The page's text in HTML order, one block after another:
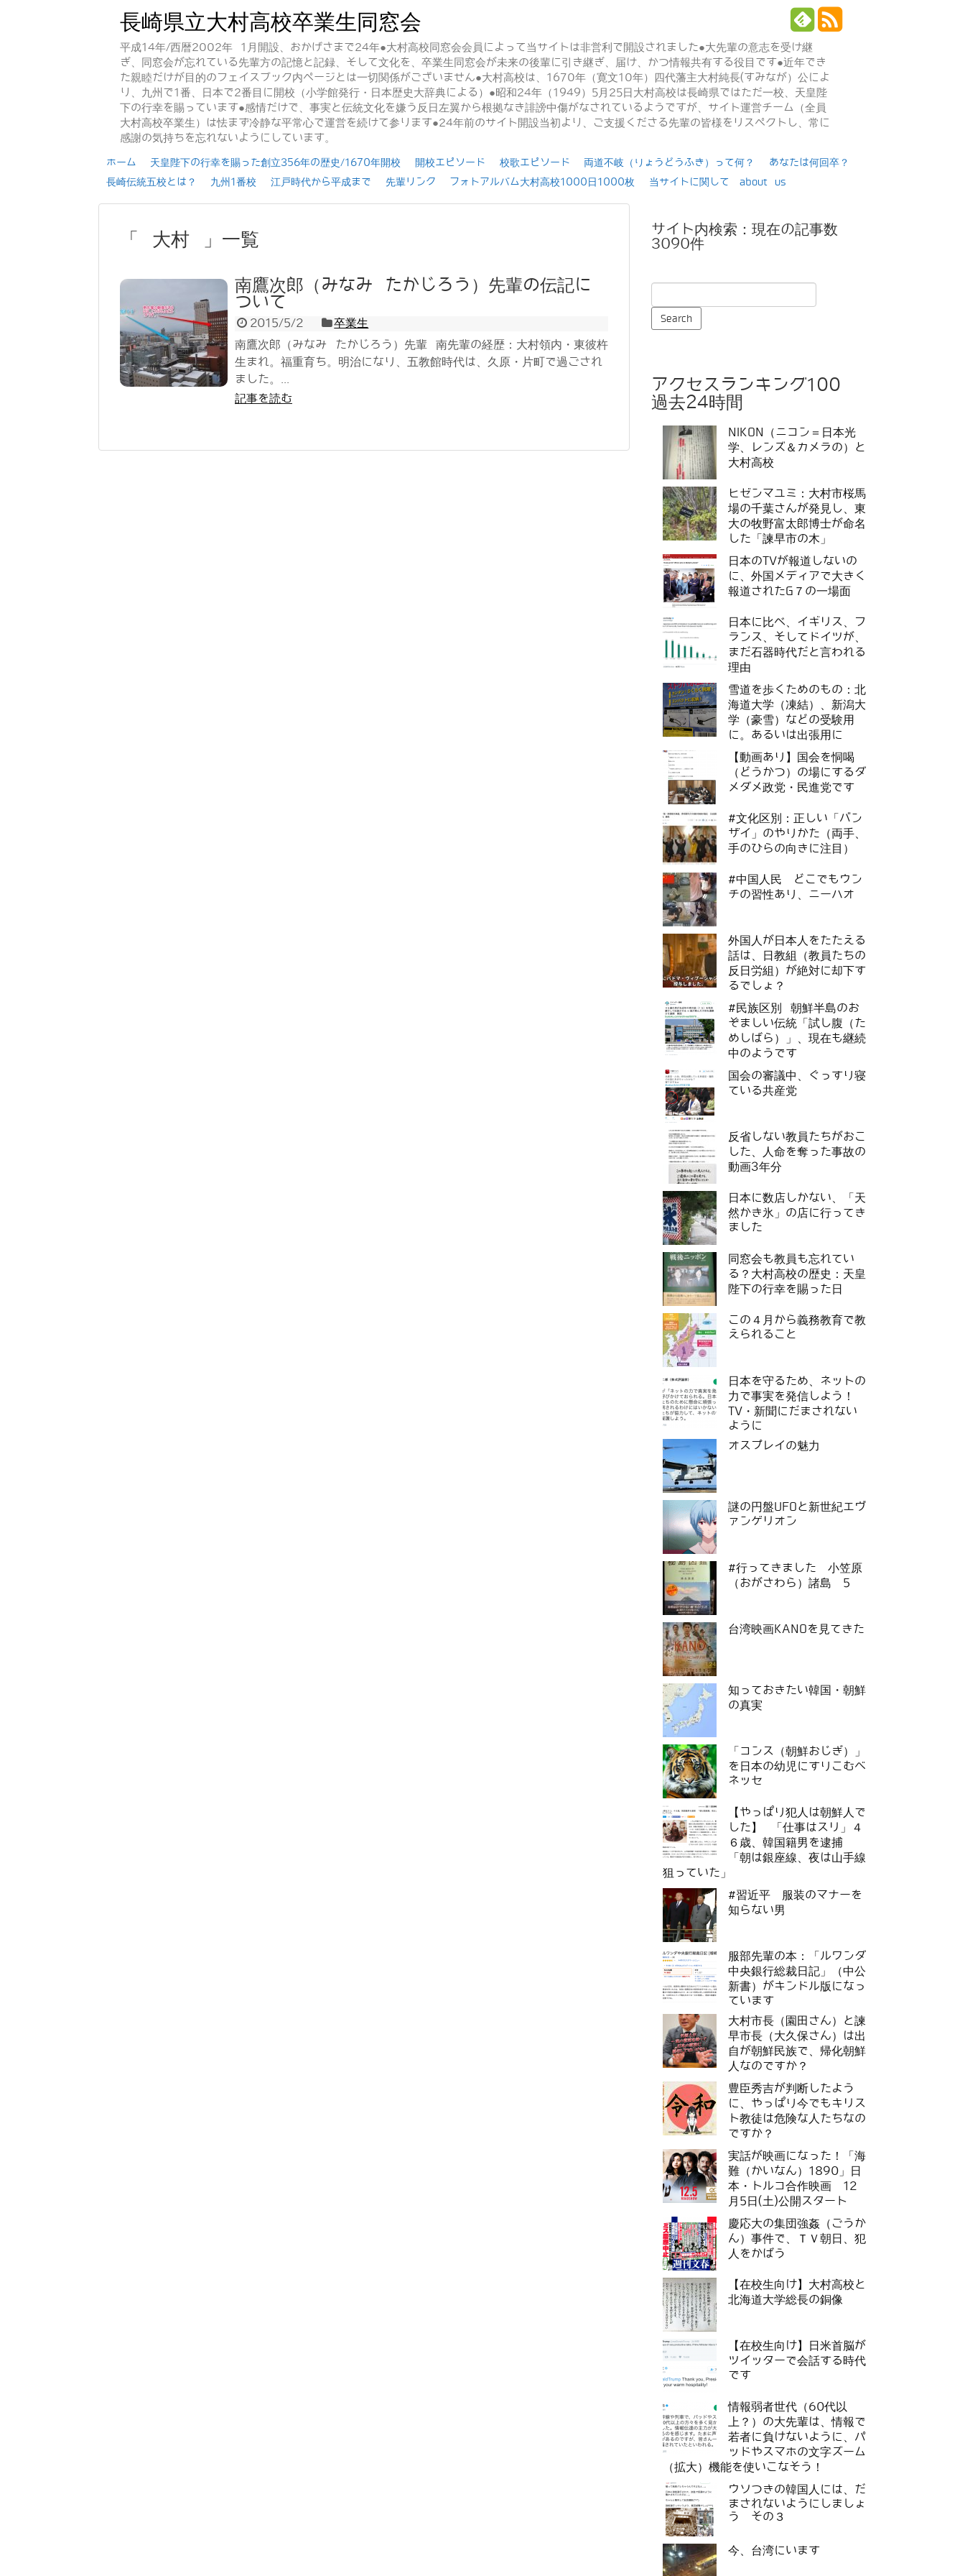
長崎県立大村高校卒業生同窓会
平成14年/西暦2002年 1月開設、おかげさまで24年●大村高校同窓会会員によって当サイトは非営利で開設されました●大先輩の意志を受け継
ぎ、同窓会が忘れている先輩方の記憶と記録、そして文化を、卒業生同窓会が未来の後輩に引き継ぎ、届け、かつ情報共有する役目です●近年でき
た親睦だけが目的のフェイスブック内ページとは一切関係がございません●大村高校は、1670年（寛文10年）四代藩主大村純長(すみなが）公によ
り、九州で1番、日本で2番目に開校（小学館発行・日本歴史大辞典による）●昭和24年（1949）5月25日大村高校は長崎県ではただ一校、天皇陛
下の行幸を賜っています●感情だけで、事実と伝統文化を嫌う反日左翼から根拠なき誹謗中傷がなされているようですが、サイト運営チーム（全員
大村高校卒業生）は怯まず冷静な平常心で運営を続けて参ります●24年前のサイト開設当初より、ご支援くださる先輩の皆様をリスペクトし、常に
感謝の気持ちを忘れないようにしています。
ホーム 天皇陛下の行幸を賜った創立356年の歴史/1670年開校 開校エピソード 校歌エピソード 両道不岐（りょうどうふき）って何？
あなたは何回卒？
長崎伝統五校とは？
九州1番校 江戸時代から平成まで 先輩リンク フォトアルバム大村高校1000日1000枚 当サイトに関して about us
「 大村 」一覧
南鷹次郎（みなみ たかじろう）先輩の伝記に
ついて
2015/5/2
卒業生
南鷹次郎（みなみ たかじろう）先輩 南先輩の経歴：大村領内・東彼杵
生まれ。福重育ち。明治になり、五教館時代は、久原・片町で過ごされ
ました。...
記事を読む
サイト内検索：現在の記事数
3090件
アクセスランキング100
過去24時間
NIKON（ニコン＝日本光
学、レンズ＆カメラの）と
大村高校
ヒゼンマユミ：大村市桜馬
場の千葉さんが発見し、東
大の牧野富太郎博士が命名
した「諫早市の木」
日本のTVが報道しないの
に、外国メディアで大きく
報道されたG７の一場面
日本に比べ、イギリス、フ
ランス、そしてドイツが、
まだ石器時代だと言われる
理由
雪道を歩くためのもの：北
海道大学（凍結）、新潟大
学（豪雪）などの受験用
に。あるいは出張用に
【動画あり】国会を恫喝
（どうかつ）の場にするダ
メダメ政党・民進党です
#文化区別：正しい「バン
ザイ」のやりかた（両手、
手のひらの向きに注目）
#中国人民 どこでもウン
チの習性あり、ニーハオ
外国人が日本人をたたえる
話は、日教組（教員たちの
反日労組）が絶対に却下す
るでしょ？
#民族区別 朝鮮半島のお
ぞましい伝統「試し腹（た
めしばら）」、現在も継続
中のようです
国会の審議中、ぐっすり寝
ている共産党
反省しない教員たちがおこ
した、人命を奪った事故の
動画3年分
日本に数店しかない、「天
然かき氷」の店に行ってき
ました
同窓会も教員も忘れてい
る？大村高校の歴史：天皇
陛下の行幸を賜った日
この４月から義務教育で教
えられること
日本を守るため、ネットの
力で事実を発信しよう！
TV・新聞にだまされない
ように
オスプレイの魅力
謎の円盤UFOと新世紀エヴ
ァンゲリオン
#行ってきました 小笠原
（おがさわら）諸島 5
台湾映画KANOを見てきた
知っておきたい韓国・朝鮮
の真実
「コンス（朝鮮おじぎ）」
を日本の幼児にすりこむベ
ネッセ
【やっぱり犯人は朝鮮人で
した】 「仕事はスリ」４
６歳、韓国籍男を逮捕
「朝は銀座線、夜は山手線
狙っていた」
#習近平 服装のマナーを
知らない男
服部先輩の本：「ルワンダ
中央銀行総裁日記」（中公
新書）がキンドル版になっ
ています
大村市長（園田さん）と諫
早市長（大久保さん）は出
自が朝鮮民族で、帰化朝鮮
人なのですか？
豊臣秀吉が判断したよう
に、やっぱり今でもキリス
ト教徒は危険な人たちなの
ですか？
実話が映画になった！「海
難（かいなん）1890」日
本・トルコ合作映画 12
月5日(土)公開スタート
慶応大の集団強姦（ごうか
ん）事件で、ＴＶ朝日、犯
人をかばう
【在校生向け】大村高校と
北海道大学総長の銅像
【在校生向け】日米首脳が
ツイッターで会話する時代
です
情報弱者世代（60代以
上？）の大先輩は、情報で
若者に負けないように、パ
ッドやスマホの文字ズーム
（拡大）機能を使いこなそう！
ウソつきの韓国人には、だ
まされないようにしましょ
う その３
今、台湾にいます